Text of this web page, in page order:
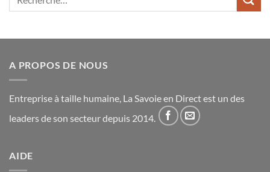
A PROPOS DE NOUS
Entreprise à taille humaine, La Savoie en Direct est un des
leaders de son secteur depuis 2014.
AIDE